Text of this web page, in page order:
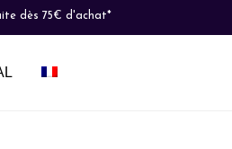
dès 75€ d'achat*